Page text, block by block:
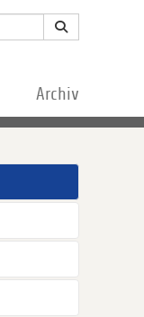
Archiv